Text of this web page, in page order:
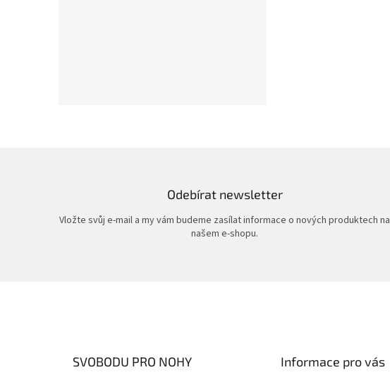
Odebírat newsletter
Vložte svůj e-mail a my vám budeme zasílat informace o nových produktech na
našem e-shopu.
SVOBODU PRO NOHY Informace pro vás